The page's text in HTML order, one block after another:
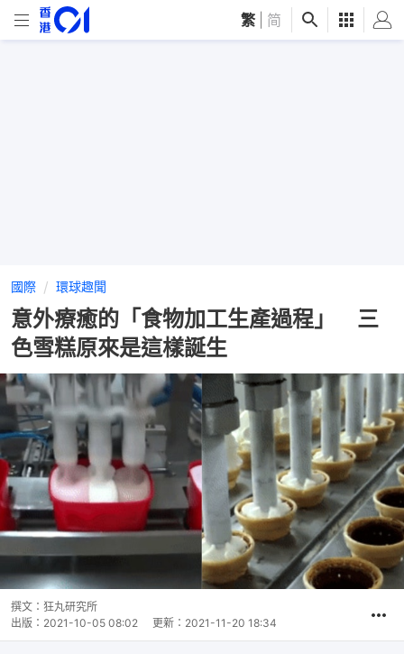
繁 简
國際 環球趣聞
意外療癒的「食物加工生產過程」 三
色雪糕原來是這樣誕生
撰文： 狂丸研究所
出版： 2021-10-05 08:02 更新： 2021-11-20 18:34